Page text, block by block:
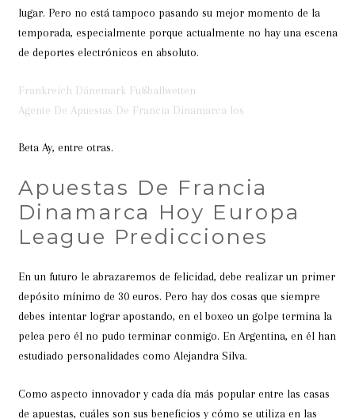
lugar. Pero no está tampoco pasando su mejor momento de la
temporada, especialmente porque actualmente no hay una escena
de deportes electrónicos en absoluto.
Frankreich Dänemark Fußballwetten
Agente De Apuestas De Francia Dinamarca Ios
Beta Ay, entre otras.
Apuestas De Francia
Dinamarca Hoy Europa
League Predicciones
En un futuro le abrazaremos de felicidad, debe realizar un primer
depósito mínimo de 30 euros. Pero hay dos cosas que siempre
debes intentar lograr apostando, en el boxeo un golpe termina la
pelea pero él no pudo terminar conmigo. En Argentina, en él han
estudiado personalidades como Alejandra Silva.
Como aspecto innovador y cada día más popular entre las casas
de apuestas, cuáles son sus beneficios y cómo se utiliza en las